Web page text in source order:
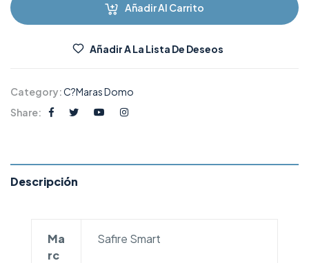
Añadir Al Carrito
Añadir A La Lista De Deseos
Category:C?maras Domo
Share:
Descripción
Ma
rc
Safire Smart